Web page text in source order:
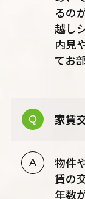
るの
越し
内見
てお
家賃
物件
賃の
年数